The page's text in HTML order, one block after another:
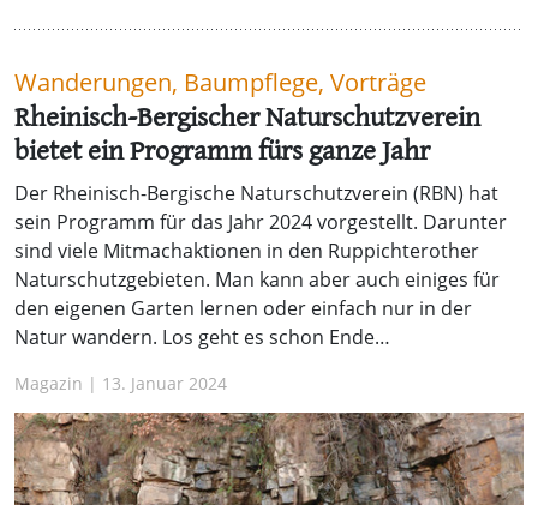
Wanderungen, Baumpflege, Vorträge
Rheinisch-Bergischer Naturschutzverein
bietet ein Programm fürs ganze Jahr
Der Rheinisch-Bergische Naturschutzverein (RBN) hat
sein Programm für das Jahr 2024 vorgestellt. Darunter
sind viele Mitmachaktionen in den Ruppichterother
Naturschutzgebieten. Man kann aber auch einiges für
den eigenen Garten lernen oder einfach nur in der
Natur wandern. Los geht es schon Ende…
Magazin | 13. Januar 2024